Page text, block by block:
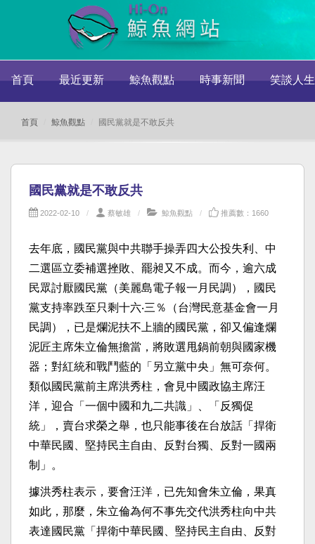
首頁 最近更新 鯨魚觀點 時事新聞 笑談人生
首頁 鯨魚觀點 國民黨就是不敢反共
國民黨就是不敢反共
2022-02-10 蔡敏雄 鯨魚觀點 推薦數：1660
去年底，國民黨與中共聯手操弄四大公投失利、中
二選區立委補選挫敗、罷昶又不成。而今，逾六成
民眾討厭國民黨（美麗島電子報一月民調），國民
黨支持率跌至只剩十六‧三％（台灣民意基金會一月
民調），已是爛泥扶不上牆的國民黨，卻又偏逢爛
泥匠主席朱立倫無擔當，將敗選甩鍋前朝與國家機
器；對紅統和戰鬥藍的「另立黨中央」無可奈何。
類似國民黨前主席洪秀柱，會見中國政協主席汪
洋，迎合「一個中國和九二共識」、「反獨促
統」，賣台求榮之舉，也只能事後在台放話「捍衛
中華民國、堅持民主自由、反對台獨、反對一國兩
制」。
據洪秀柱表示，要會汪洋，已先知會朱立倫，果真
如此，那麼，朱立倫為何不事先交代洪秀柱向中共
表達國民黨「捍衛中華民國、堅持民主自由、反對